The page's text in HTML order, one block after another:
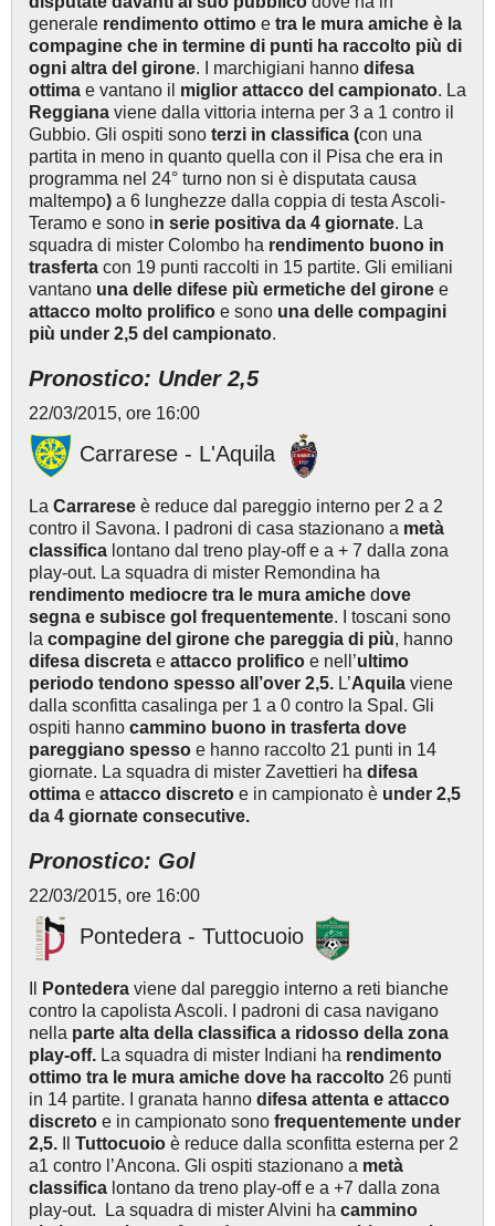
generale rendimento ottimo e tra le mura amiche è la
compagine che in termine di punti ha raccolto più di
ogni altra del girone. I marchigiani hanno difesa
ottima e vantano il miglior attacco del campionato. La
Reggiana viene dalla vittoria interna per 3 a 1 contro il
Gubbio. Gli ospiti sono terzi in classifica (con una
partita in meno in quanto quella con il Pisa che era in
programma nel 24° turno non si è disputata causa
maltempo) a 6 lunghezze dalla coppia di testa Ascoli-
Teramo e sono in serie positiva da 4 giornate. La
squadra di mister Colombo ha rendimento buono in
trasferta con 19 punti raccolti in 15 partite. Gli emiliani
vantano una delle difese più ermetiche del girone e
attacco molto prolifico e sono una delle compagini
più under 2,5 del campionato.
Pronostico: Under 2,5
22/03/2015, ore 16:00
Carrarese - L'Aquila
La Carrarese è reduce dal pareggio interno per 2 a 2
contro il Savona. I padroni di casa stazionano a metà
classifica lontano dal treno play-off e a + 7 dalla zona
play-out. La squadra di mister Remondina ha
rendimento mediocre tra le mura amiche dove
segna e subisce gol frequentemente. I toscani sono
la compagine del girone che pareggia di più, hanno
difesa discreta e attacco prolifico e nell’ultimo
periodo tendono spesso all’over 2,5. L’Aquila viene
dalla sconfitta casalinga per 1 a 0 contro la Spal. Gli
ospiti hanno cammino buono in trasferta dove
pareggiano spesso e hanno raccolto 21 punti in 14
giornate. La squadra di mister Zavettieri ha difesa
ottima e attacco discreto e in campionato è under 2,5
da 4 giornate consecutive.
Pronostico: Gol
22/03/2015, ore 16:00
Pontedera - Tuttocuoio
Pontedera viene dal pareggio interno a reti bianche
contro la capolista Ascoli. I padroni di casa navigano
nella parte alta della classifica a ridosso della zona
play-off. La squadra di mister Indiani ha rendimento
ottimo tra le mura amiche dove ha raccolto 26 punti
in 14 partite. I granata hanno difesa attenta e attacco
discreto e in campionato sono frequentemente under
2,5.
Tuttocuoio è reduce dalla sconfitta esterna per 2
a1 contro l’Ancona. Gli ospiti stazionano a metà
classifica lontano da treno play-off e a +7 dalla zona
play-out. La squadra di mister Alvini ha cammino